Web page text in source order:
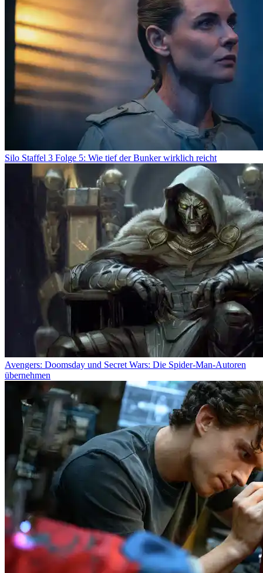
Silo Staffel 3 Folge 5: Wie tief der Bunker wirklich reicht
Avengers: Doomsday und Secret Wars: Die Spider-Man-Autoren
übernehmen